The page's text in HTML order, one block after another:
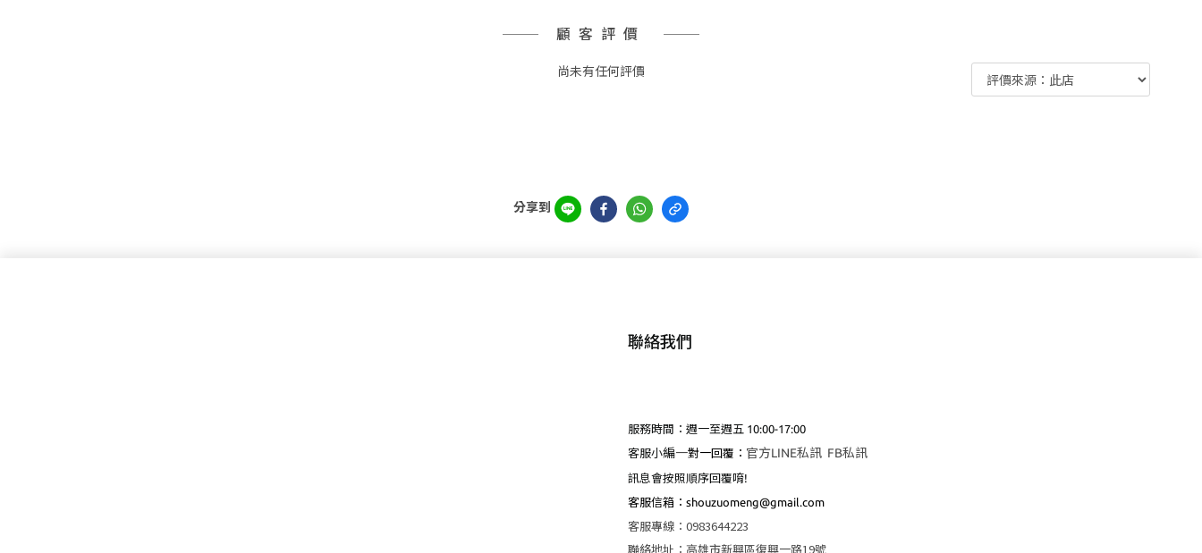
顧客評價
尚未有任何評價
分享到
聯絡我們
服務時間：週一至週五 10:00-17:00
客服小編一對一回覆： 官方LINE私訊 FB私訊
訊息會按照順序回覆唷!
客服信箱：shouzuomeng@gmail.com
客服專線 ： 0983644223
聯絡地址 ： 高雄市新興區復興一路19號